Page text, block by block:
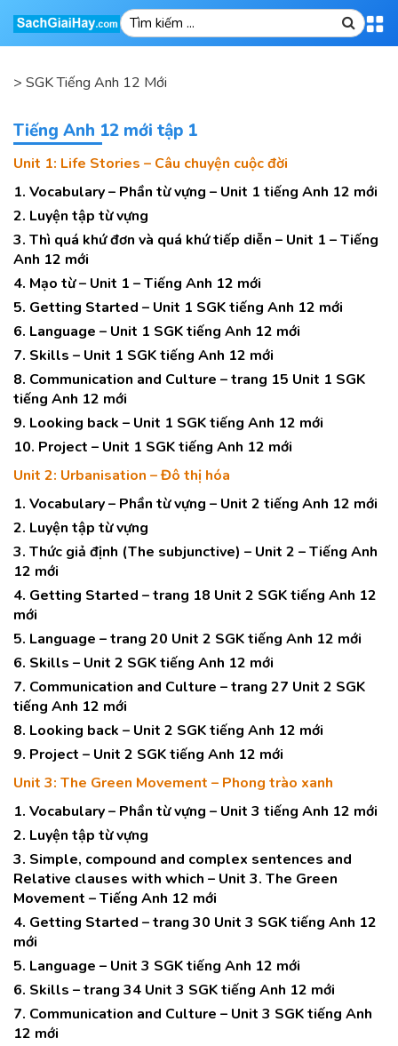
> SGK Tiếng Anh 12 Mới
Tiếng Anh 12 mới tập 1
Unit 1: Life Stories – Câu chuyện cuộc đời
1. Vocabulary – Phần từ vựng – Unit 1 tiếng Anh 12 mới
2. Luyện tập từ vựng
3. Thì quá khứ đơn và quá khứ tiếp diễn – Unit 1 – Tiếng
Anh 12 mới
4. Mạo từ – Unit 1 – Tiếng Anh 12 mới
5. Getting Started – Unit 1 SGK tiếng Anh 12 mới
6. Language – Unit 1 SGK tiếng Anh 12 mới
7. Skills – Unit 1 SGK tiếng Anh 12 mới
8. Communication and Culture – trang 15 Unit 1 SGK
tiếng Anh 12 mới
9. Looking back – Unit 1 SGK tiếng Anh 12 mới
10. Project – Unit 1 SGK tiếng Anh 12 mới
Unit 2: Urbanisation – Đô thị hóa
1. Vocabulary – Phần từ vựng – Unit 2 tiếng Anh 12 mới
2. Luyện tập từ vựng
3. Thức giả định (The subjunctive) – Unit 2 – Tiếng Anh
12 mới
4. Getting Started – trang 18 Unit 2 SGK tiếng Anh 12
mới
5. Language – trang 20 Unit 2 SGK tiếng Anh 12 mới
6. Skills – Unit 2 SGK tiếng Anh 12 mới
7. Communication and Culture – trang 27 Unit 2 SGK
tiếng Anh 12 mới
8. Looking back – Unit 2 SGK tiếng Anh 12 mới
9. Project – Unit 2 SGK tiếng Anh 12 mới
Unit 3: The Green Movement – Phong trào xanh
1. Vocabulary – Phần từ vựng – Unit 3 tiếng Anh 12 mới
2. Luyện tập từ vựng
3. Simple, compound and complex sentences and
Relative clauses with which – Unit 3. The Green
Movement – Tiếng Anh 12 mới
4. Getting Started – trang 30 Unit 3 SGK tiếng Anh 12
mới
5. Language – Unit 3 SGK tiếng Anh 12 mới
6. Skills – trang 34 Unit 3 SGK tiếng Anh 12 mới
7. Communication and Culture – Unit 3 SGK tiếng Anh
12 mới